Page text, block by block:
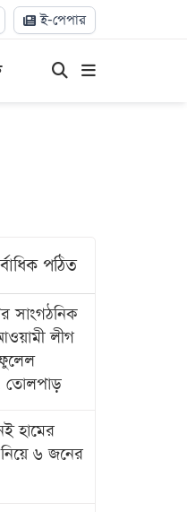
ই-পেপার
পঠিত
সাংগঠনিক
লীগ
তোলপাড়
হামের
৬ জনের